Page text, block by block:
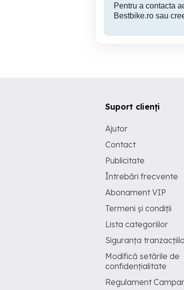
Pentru a contacta
Bestbike.ro sau
Suport clienți
Ajutor
Contact
Publicitate
Întrebări frecvente
Abonament VIP
Termeni și condiții
Lista categoriilor
Siguranța
Modifică setările de
confidențialitate
Regulament